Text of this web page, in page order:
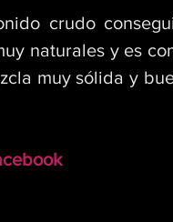
crudo
naturales y es
muy sólida y